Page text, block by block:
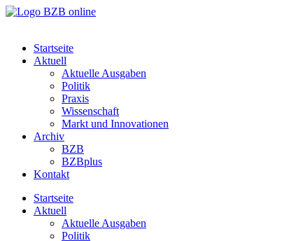
Startseite
Aktuell
Aktuelle Ausgaben
Politik
Praxis
Wissenschaft
Markt und Innovationen
Archiv
BZB
BZBplus
Kontakt
Startseite
Aktuell
Aktuelle Ausgaben
Politik